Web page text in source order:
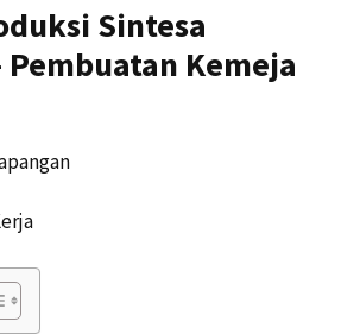
Sintesa
Pembuatan Kemeja